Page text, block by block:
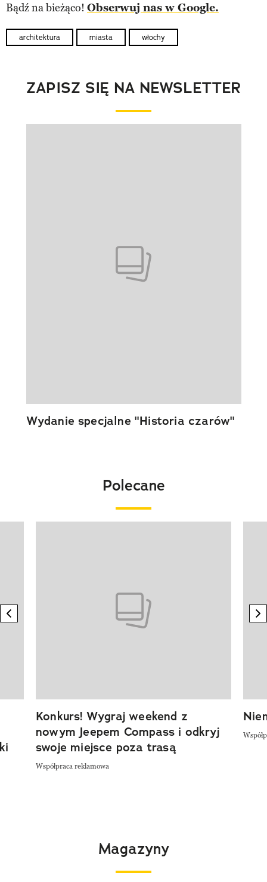
Bądź na bieżąco! Obserwuj nas w Google.
architektura miasta włochy
ZAPISZ SIĘ NA NEWSLETTER
Wydanie specjalne "Historia czarów"
Polecane
previous element
Konkurs! Wygraj weekend z
nowym Jeepem Compass i odkryj
swoje miejsce poza trasą
Współpraca reklamowa
Magazyny